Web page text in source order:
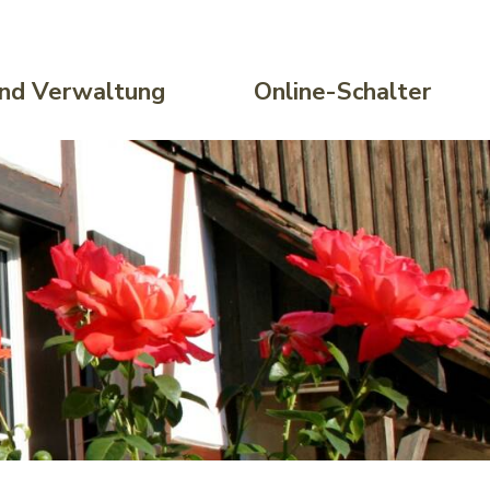
Verwaltung Online-Schalter
7. August 2026
folgt reduziert: